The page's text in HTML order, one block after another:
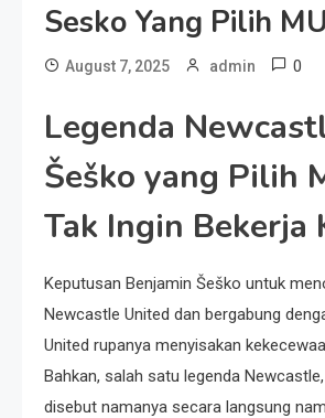
Sesko Yang Pilih MU
August 7, 2025 admin 0
Legenda
Šeško yang Pilih
Tak Ingin Bekerja
Keputusan Benjamin Šeško untuk
Newcastle United dan bergabung
United rupanya menyisakan
Bahkan, salah satu legenda
disebut namanya secara langsung